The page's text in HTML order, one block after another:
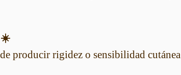
☀️
producir rigidez o sensibilidad